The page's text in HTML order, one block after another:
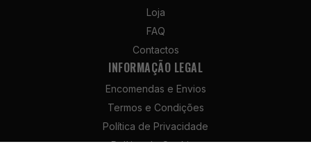
Loja
FAQ
Contactos
INFORMAÇÃO LEGAL
Encomendas e Envios
Termos e Condições
Política de Privacidade